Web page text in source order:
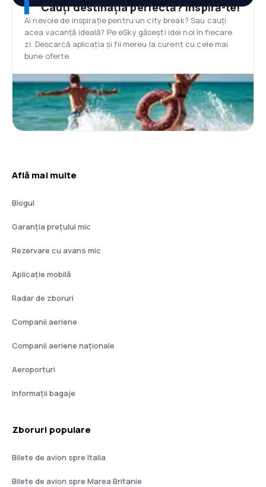
Cauți destinația perfectă? Inspiră-te!
Ai nevoie de inspirație pentru un city break? Sau cauți
acea vacanță ideală? Pe eSky găsești idei noi în fiecare
zi. Descarcă aplicația și fii mereu la curent cu cele mai
bune oferte.
Află mai multe
Blogul
Garanția prețului mic
Rezervare cu avans mic
Aplicație mobilă
Radar de zboruri
Companii aeriene
Companii aeriene naţionale
Aeroporturi
Informații bagaje
Zboruri populare
Bilete de avion spre Italia
Bilete de avion spre Marea Britanie